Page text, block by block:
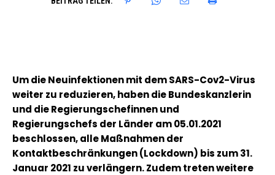
Um die Neuinfektionen mit dem SARS-Cov2-Virus
weiter zu reduzieren, haben die Bundeskanzlerin
und die Regierungschefinnen und
Regierungschefs der Länder am 05.01.2021
beschlossen, alle Maßnahmen der
Kontaktbeschränkungen (Lockdown) bis zum 31.
Januar 2021 zu verlängern. Zudem treten weitere